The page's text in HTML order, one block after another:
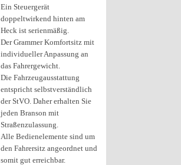
Ein Steuergerät
doppeltwirkend hinten am
Heck ist serienmäßig.
Der Grammer Komfortsitz mit
individueller Anpassung an
das Fahrergewicht.
Die Fahrzeugausstattung
entspricht selbstverständlich
der StVO. Daher erhalten Sie
jeden Branson mit
Straßenzulassung.
Alle Bedienelemente sind um
den Fahrersitz angeordnet und
somit gut erreichbar.